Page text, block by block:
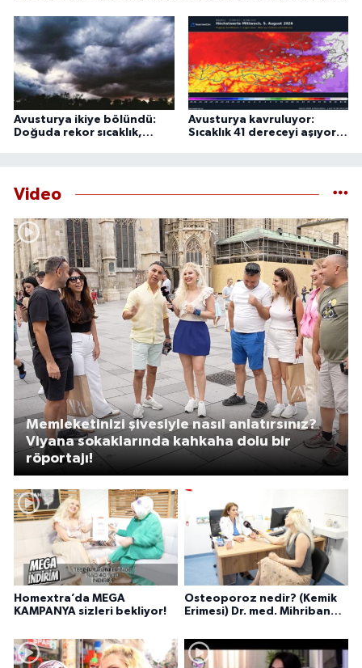
çekilmeyeceğini söyledi.
Avusturya ikiye bölündü:
Doğuda rekor sıcaklık,
Avusturya kavruluyor:
Sıcaklık 41 dereceyi aşıyor,
Video
Homextra’da MEGA
KAMPANYA sizleri bekliyor!
Osteoporoz nedir? (Kemik
Erimesi) Dr. med. Mihriban
Memleketinizi şivesiyle nasıl anlatırsınız?
Viyana sokaklarında kahkaha dolu bir
röportajı!